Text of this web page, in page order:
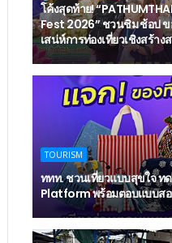
โค้งสุดท้าย!
Fest 2026” ชวนชิม ช้อป
เสน่ห์การท่องเที่ยวเชิงสร้า
TOURISM
ททท. ชวนเที่ยวแบบสุขใจ
Platform พร้อมตอบแบบสอ